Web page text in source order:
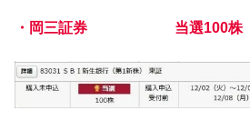
・岡三証券 当選100株